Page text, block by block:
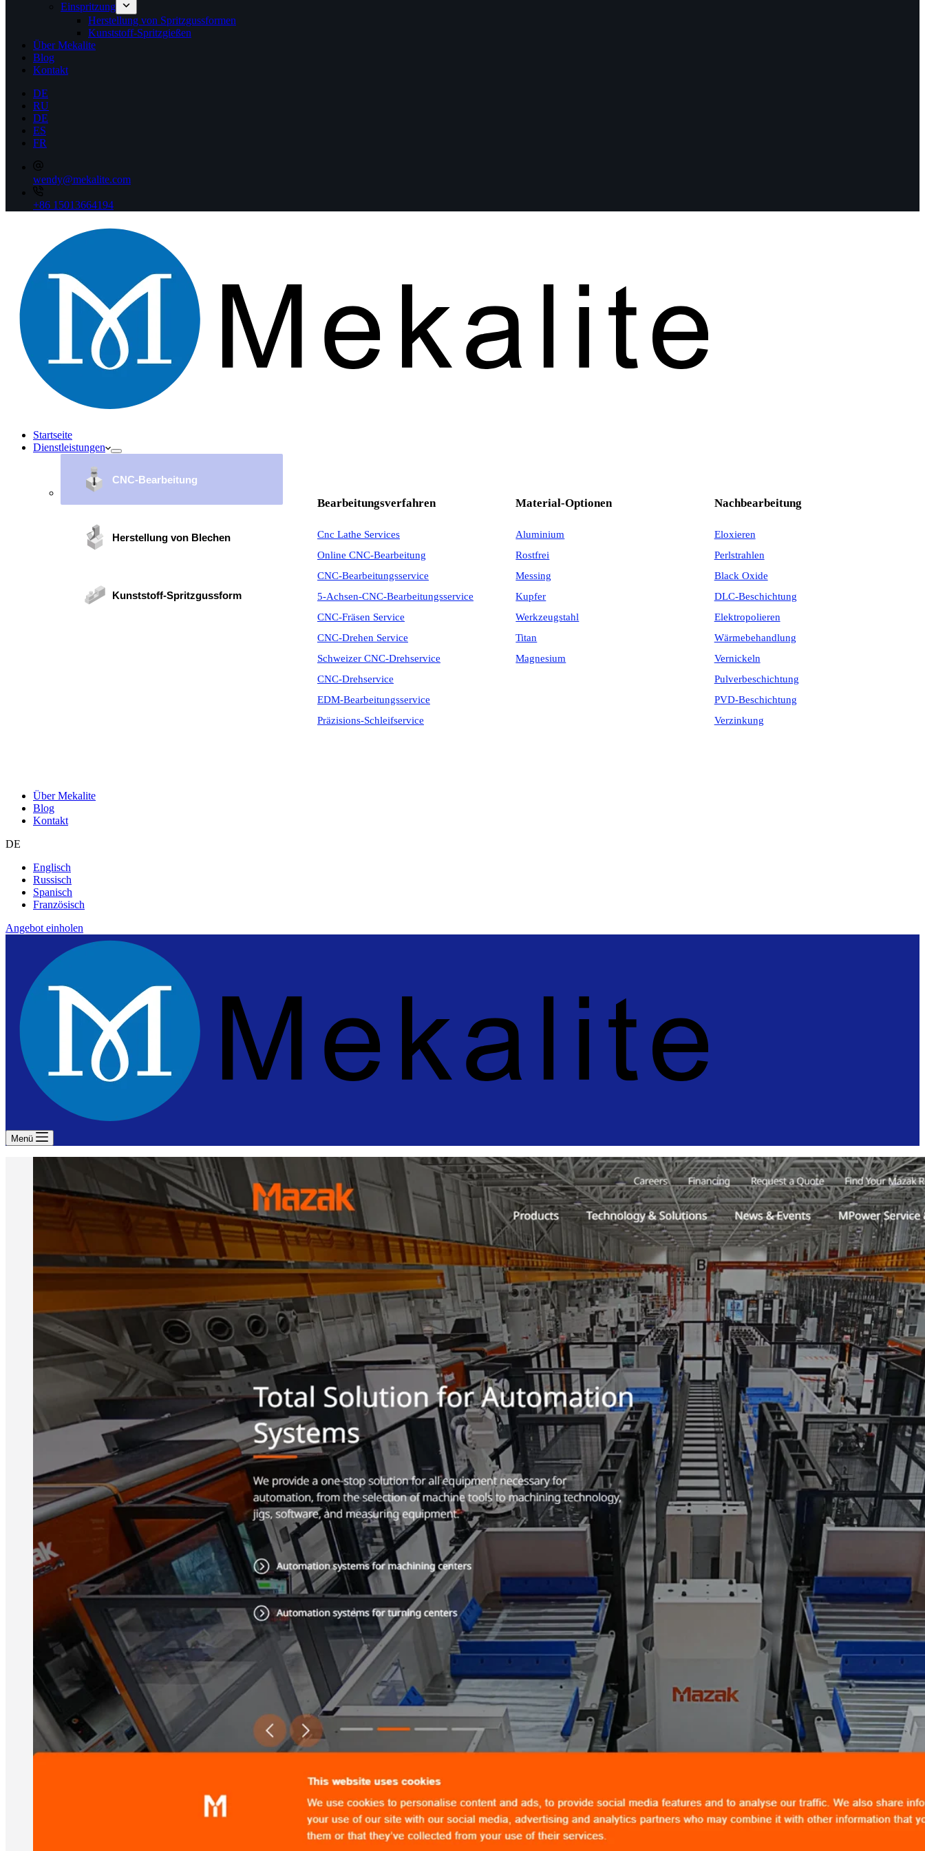
Einspritzung
Herstellung von Spritzgussformen
Kunststoff-Spritzgießen
Über Mekalite
Blog
Kontakt
DE
RU
DE
ES
FR
wendy@mekalite.com
+86 15013664194
Startseite
Dienstleistungen
CNC-Bearbeitung
Herstellung von Blechen
Kunststoff-Spritzgussform
Bearbeitungsverfahren
Cnc Lathe Services
Online CNC-Bearbeitung
CNC-Bearbeitungsservice
5-Achsen-CNC-Bearbeitungsservice
CNC-Fräsen Service
CNC-Drehen Service
Schweizer CNC-Drehservice
CNC-Drehservice
EDM-Bearbeitungsservice
Präzisions-Schleifservice
Material-Optionen
Aluminium
Rostfrei
Messing
Kupfer
Werkzeugstahl
Titan
Magnesium
Nachbearbeitung
Eloxieren
Perlstrahlen
Black Oxide
DLC-Beschichtung
Elektropolieren
Wärmebehandlung
Vernickeln
Pulverbeschichtung
PVD-Beschichtung
Verzinkung
Über Mekalite
Blog
Kontakt
DE
Englisch
Russisch
Spanisch
Französisch
Angebot einholen
Menü